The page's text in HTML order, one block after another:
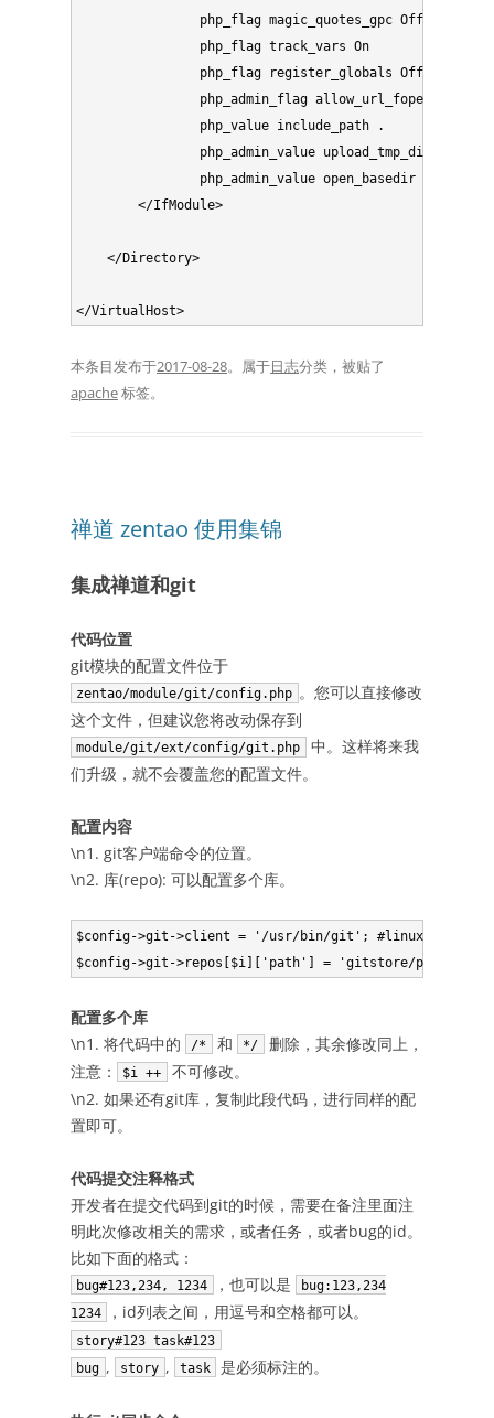
                php_flag magic_quotes_gpc Off
                php_flag track_vars On
                php_flag register_globals Off
                php_admin_flag allow_url_fopen Off
                php_value include_path .
                php_admin_value upload_tmp_dir /tmp
php_admin_value open_basedir /usr/
        </IfModule>
    </Directory>
本条目发布于2017-08-28。属于日志分类，被贴了
apache标签。
禅道 zentao 使用集锦
集成禅道和git
代码位置
git模块的配置文件位于
zentao/module/git/config.php 。您可以直接修改
这个文件，但建议您将改动保存到
module/git/ext/config/git.php
中。这样将来我
们升级，就不会覆盖您的配置文件。
配置内容
\n1. git客户端命令的位置。
\n2. 库(repo): 可以配置多个库。
$config->git->client = '/usr/bin/git'; #linux环境
配置多个库
\n1. 将代码中的
/* 和 */
删除，其余修改同上，
注意：
$i ++
不可修改。
\n2. 如果还有git库，复制此段代码，进行同样的配
置即可。
代码提交注释格式
开发者在提交代码到git的时候，需要在备注里面注
明此次修改相关的需求，或者任务，或者bug的id。
比如下面的格式：
bug#123,234, 1234 ，也可以是
bug:123,234
1234
，id列表之间，用逗号和空格都可以。
story#123 task#123
bug , story , task 是必须标注的。